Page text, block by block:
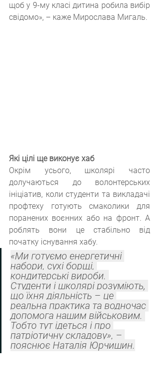
щоб у 9-му класі дитина робила вибір
свідомо», – каже Мирослава Мигаль.
Які цілі ще виконує хаб
Окрім усього, школярі часто
долучаються до волонтерських
ініціатив, коли студенти та викладачі
профтеху готують смаколики для
поранених воєнних або на фронт. А
роблять вони це стабільно від
початку існування хабу.
«Ми готуємо енергетичні
набори, сухі борщі,
кондитерські вироби.
Студенти і школярі розуміють,
що їхня діяльність – це
реальна практика та водночас
допомога нашим військовим.
Тобто тут ідеться і про
патріотичну складову», –
пояснює Наталія Юрчишин.